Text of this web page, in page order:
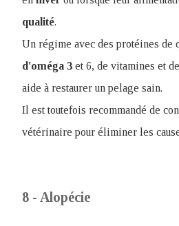
qualité.
Un régime avec des protéines de
d'oméga 3 et 6, de vitamines et
aide à restaurer un pelage sain.
Il est toutefois recommandé de
vétérinaire pour éliminer les
8 - Alopécie